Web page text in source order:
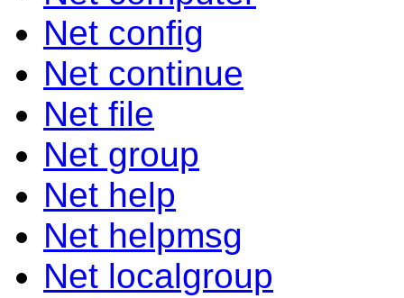
Net config
Net continue
Net file
Net group
Net help
Net helpmsg
Net localgroup